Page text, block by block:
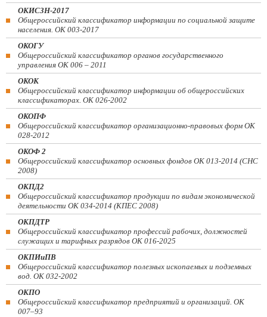
ОКИСЗН-2017
Общероссийский классификатор информации по социальной защите
населения. ОК 003-2017
ОКОГУ
Общероссийский классификатор органов государственного
управления ОК 006 – 2011
ОКОК
Общероссийский классификатор информации об общероссийских
классификаторах. ОК 026-2002
ОКОПФ
Общероссийский классификатор организационно-правовых форм ОК
028-2012
ОКОФ 2
Общероссийский классификатор основных фондов ОК 013-2014 (СНС
2008)
ОКПД2
Общероссийский классификатор продукции по видам экономической
деятельности ОК 034-2014 (КПЕС 2008)
ОКПДТР
Общероссийский классификатор профессий рабочих, должностей
служащих и тарифных разрядов ОК 016-2025
ОКПИиПВ
Общероссийский классификатор полезных ископаемых и подземных
вод. ОК 032-2002
ОКПО
Общероссийский классификатор предприятий и организаций. ОК
007–93